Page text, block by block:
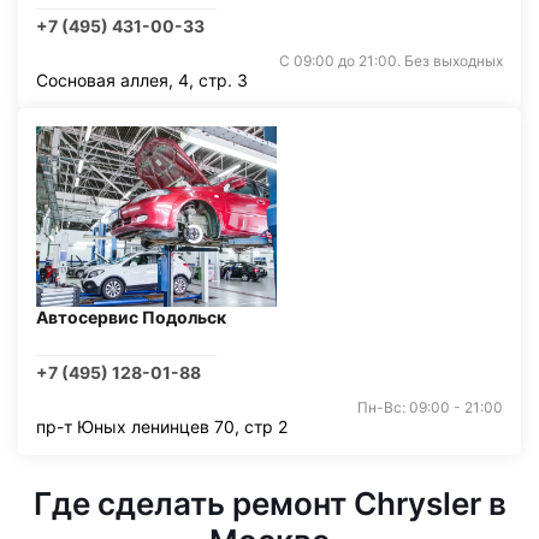
+7 (495) 431-00-33
С 09:00 до 21:00. Без выходных
Сосновая аллея, 4, стр. 3
Автосервис Подольск
+7 (495) 128-01-88
Пн-Вс: 09:00 - 21:00
пр-т Юных ленинцев 70, стр 2
Где сделать ремонт Chrysler в